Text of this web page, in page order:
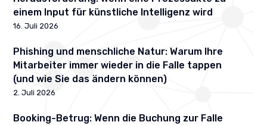
einem Input für künstliche Intelligenz wird
16. Juli 2026
Phishing und menschliche Natur: Warum Ihre
Mitarbeiter immer wieder in die Falle tappen
(und wie Sie das ändern können)
2. Juli 2026
Booking-Betrug: Wenn die Buchung zur Falle